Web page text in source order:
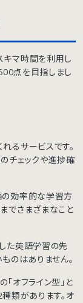
キマ時間を利用し
点を目指しまし
るサービスです。
チェックや進捗確
の効率的な学習方
でさまざまなこと
た英語学習の先
のはありません。
「オフライン型」と
類があります。オ